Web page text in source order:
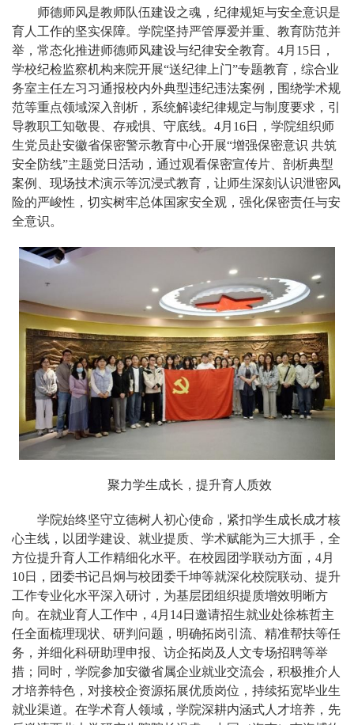
师德师风是教师队伍建设之魂，纪律规矩与安全意识是
育人工作的坚实保障。学院坚持严管厚爱并重、教育防范并
举，常态化推进师德师风建设与纪律安全教育。4月15日，
学校纪检监察机构来院开展“送纪律上门”专题教育，综合业
务室主任左习习通报校内外典型违纪违法案例，围绕学术规
范等重点领域深入剖析，系统解读纪律规定与制度要求，引
导教职工知敬畏、存戒惧、守底线。4月16日，学院组织师
生党员赴安徽省保密警示教育中心开展“增强保密意识 共筑
安全防线”主题党日活动，通过观看保密宣传片、剖析典型
案例、现场技术演示等沉浸式教育，让师生深刻认识泄密风
险的严峻性，切实树牢总体国家安全观，强化保密责任与安
全意识。
聚力学生成长，提升育人质效
学院始终坚守立德树人初心使命，紧扣学生成长成才核
心主线，以团学建设、就业提质、学术赋能为三大抓手，全
方位提升育人工作精细化水平。在校园团学联动方面，4月
10日，团委书记吕炯与校团委千坤等就深化校院联动、提升
工作专业化水平深入研讨，为基层团组织提质增效明晰方
向。在就业育人工作中，4月14日邀请招生就业处徐栋哲主
任全面梳理现状、研判问题，明确拓岗引流、精准帮扶等任
务，并细化科研助理申报、访企拓岗及人文专场招聘等举
措；同时，学院参加安徽省属企业就业交流会，积极推介人
才培养特色，对接校企资源拓展优质岗位，持续拓宽毕业生
就业渠道。在学术育人领域，学院深耕内涵式人才培养，先